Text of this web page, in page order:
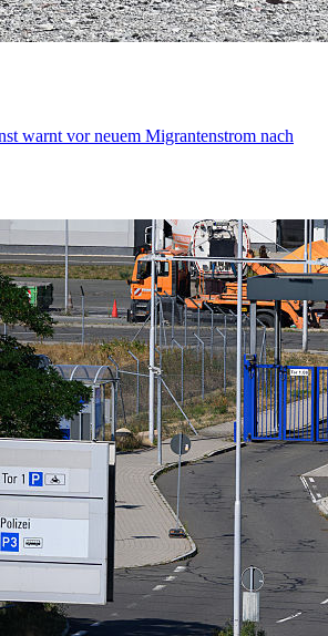
warnt vor neuem Migrantenstrom nach